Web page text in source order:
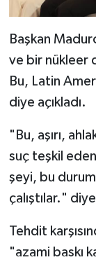
Başkan
ve bir nükleer
Bu, Latin
diye açıkladı.
"Bu, aşırı,
suç teşkil
şeyi, bu
çalıştılar."
Tehdit
"azami baskı